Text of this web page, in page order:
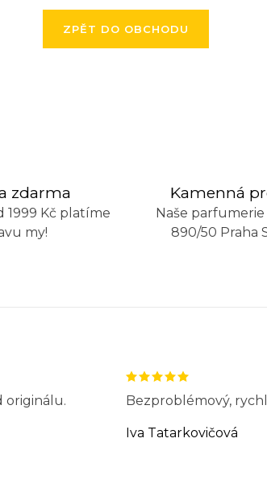
ZPĚT DO OBCHODU
zdarma
1999 Kč platíme
my!
Kamenná
Naše
890/50 Praha
originálu. Bezproblémový,
Iva Tatarkovičová